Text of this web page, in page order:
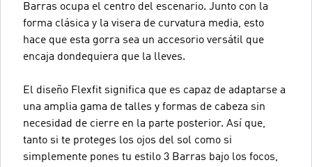
Barras ocupa el centro del escenario. Junto con la
forma clásica y la visera de curvatura media, esto
hace que esta gorra sea un accesorio versátil que
encaja dondequiera que la lleves.
El diseño Flexfit significa que es capaz de adaptarse a
una amplia gama de talles y formas de cabeza sin
necesidad de cierre en la parte posterior. Así que,
tanto si te proteges los ojos del sol como si
simplemente pones tu estilo 3 Barras bajo los focos,